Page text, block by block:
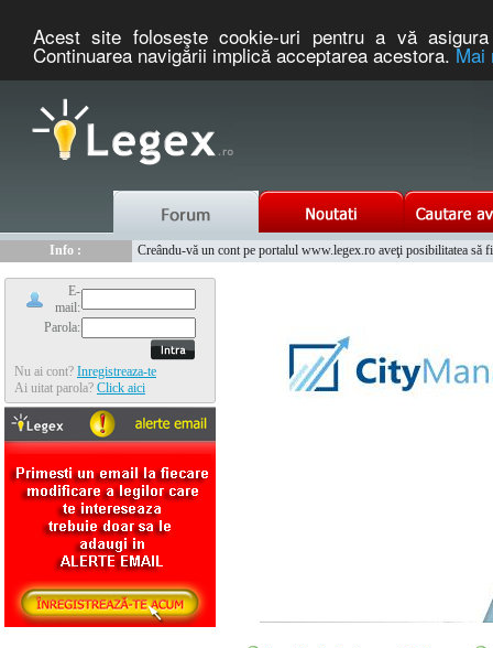
Acest site foloseşte cookie-uri pentru a vă
Continuarea navigării implică acceptarea acestora.Mai
Info :
Creându-vă un cont pe portalul www.legex.ro aveţi posibilitatea să
E-
mail:
Parola:
Nu ai cont? Inregistreaza-te
Ai uitat parola? Click aici